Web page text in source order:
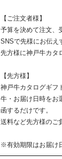
【ご注文者様】
予算を決めて注文、
SNSで先様にお伝え
先方様に神戸牛カタ
【先方様】
神戸牛カタログギフ
牛・お届け日時をお
函するだけです。
送料など先方様のご
※有効期限はお届け